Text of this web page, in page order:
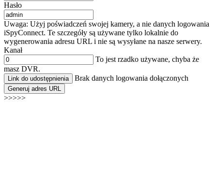
Hasło
Uwaga: Użyj poświadczeń swojej kamery, a nie danych logowania
iSpyConnect. Te szczegóły są używane tylko lokalnie do
wygenerowania adresu URL i nie są wysyłane na nasze serwery.
Kanał
To jest rzadko używane, chyba że
masz DVR.
Link do udostępnienia Brak danych logowania dołączonych
Generuj adres URL
>>>>>